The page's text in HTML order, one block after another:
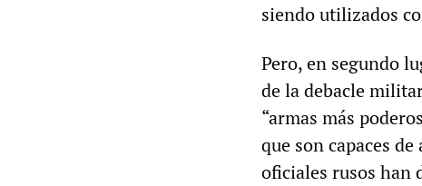
siendo utilizados
Pero, en segundo
de la debacle
“armas más
que son capaces
oficiales rusos han